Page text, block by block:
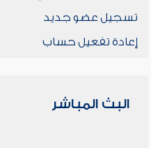
تسجيل عضو جديد
إعادة تفعيل حساب
البث المباشر